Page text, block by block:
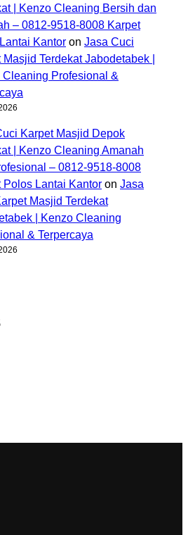
| Kenzo Cleaning Bersih dan
– 0812-9518-8008 Karpet
Kantor on Jasa Cuci
Masjid Terdekat Jabodetabek |
Cleaning Profesional &
Karpet Masjid Depok
| Kenzo Cleaning Amanah
– 0812-9518-8008
Polos Lantai Kantor on Jasa
Masjid Terdekat
| Kenzo Cleaning
& Terpercaya